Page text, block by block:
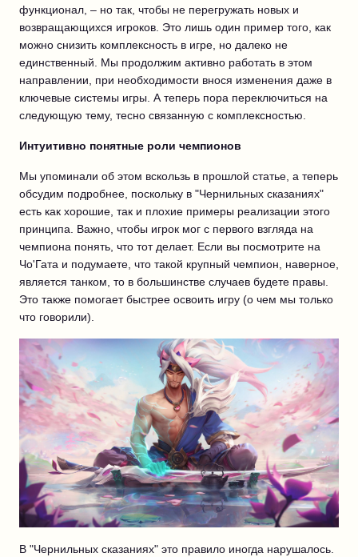
функционал, – но так, чтобы не перегружать новых и
возвращающихся игроков. Это лишь один пример того, как
можно снизить комплексность в игре, но далеко не
единственный. Мы продолжим активно работать в этом
направлении, при необходимости внося изменения даже в
ключевые системы игры. А теперь пора переключиться на
следующую тему, тесно связанную с комплексностью.
Интуитивно понятные роли чемпионов
Мы упоминали об этом вскользь в прошлой статье, а теперь
обсудим подробнее, поскольку в "Чернильных сказаниях"
есть как хорошие, так и плохие примеры реализации этого
принципа. Важно, чтобы игрок мог с первого взгляда на
чемпиона понять, что тот делает. Если вы посмотрите на
Чо'Гата и подумаете, что такой крупный чемпион, наверное,
является танком, то в большинстве случаев будете правы.
Это также помогает быстрее освоить игру (о чем мы только
что говорили).
В "Чернильных сказаниях" это правило иногда нарушалось.